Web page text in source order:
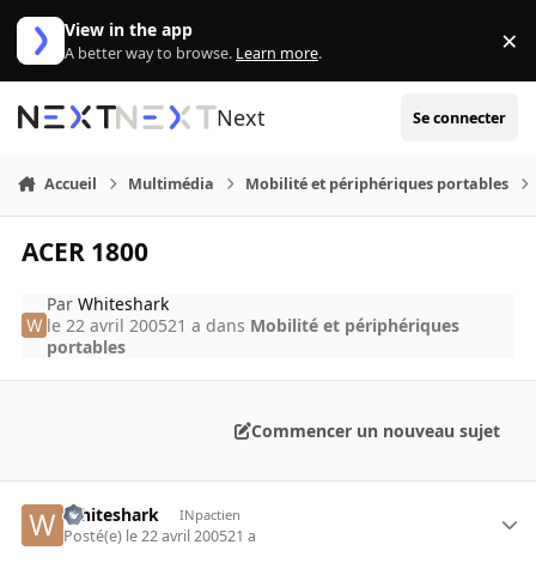
Aller au contenu
View in the app
A better way to browse. Learn more. ×
Next Se connecter
Accueil Multimédia Mobilité et périphériques portables
ACER 1800
ParWhiteshark
le 22 avril 200521 a dans Mobilité et périphériques
portables
Commencer un nouveau sujet
Whiteshark INpactien
Posté(e) le 22 avril 200521 a